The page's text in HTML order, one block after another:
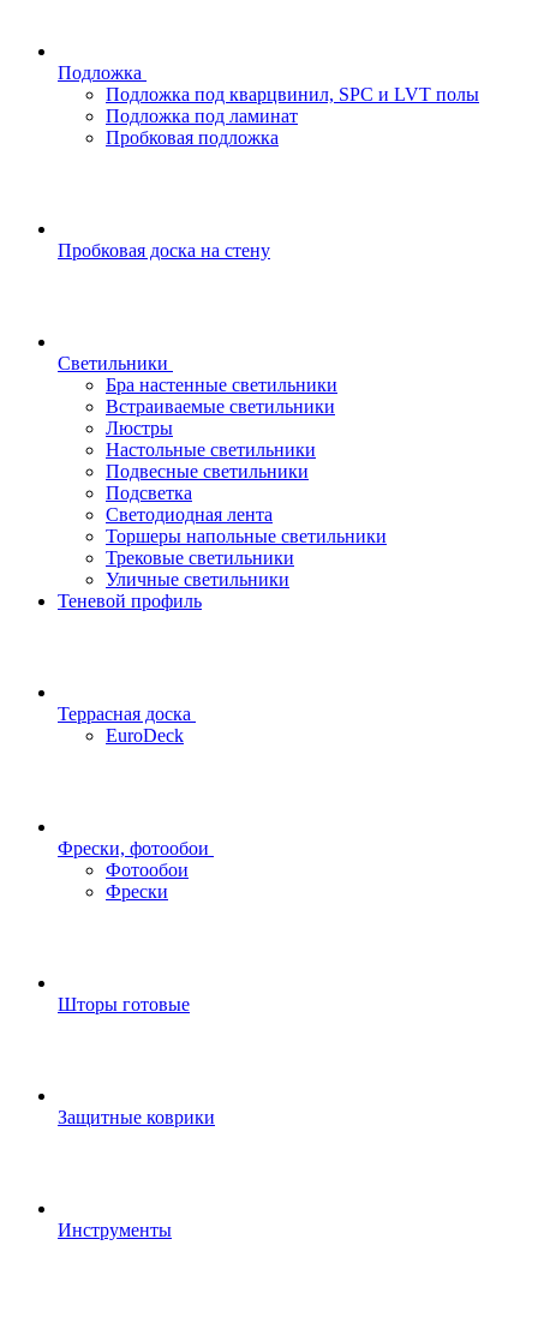
Подложка
Подложка под кварцвинил, SPC и LVT полы
Подложка под ламинат
Пробковая подложка
Пробковая доска на стену
Светильники
Бра настенные светильники
Встраиваемые светильники
Люстры
Настольные светильники
Подвесные светильники
Подсветка
Светодиодная лента
Торшеры напольные светильники
Трековые светильники
Уличные светильники
Теневой профиль
Террасная доска
EuroDeck
Фрески, фотообои
Фотообои
Фрески
Шторы готовые
Защитные коврики
Инструменты